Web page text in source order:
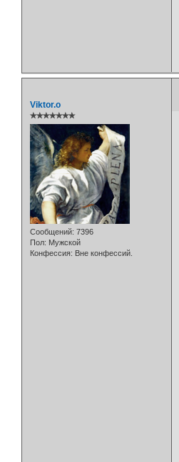
Viktor.o
✯✯✯✯✯✯✯
Сообщений: 7396
Пол: Мужской
Конфессия: Вне конфессий.